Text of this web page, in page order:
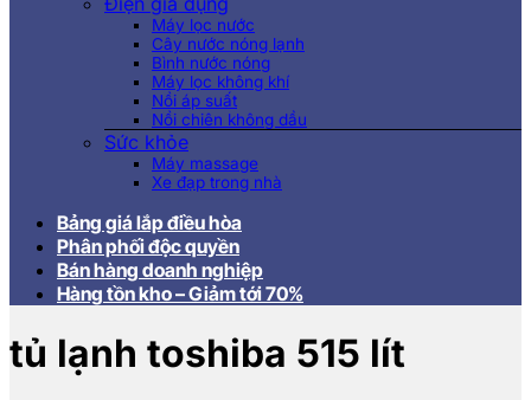
Máy lọc nước
Cây nước nóng lạnh
Bình nước nóng
Máy lọc không khí
Nồi áp suất
Nồi chiên không dầu
Sức khỏe
Máy massage
Xe đạp trong nhà
Bảng giá lắp điều hòa
Phân phối độc quyền
Bán hàng doanh nghiệp
Hàng tồn kho – Giảm tới 70%
tủ lạnh toshiba 515 lít